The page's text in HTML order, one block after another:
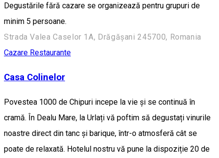
Degustările fără cazare se organizează pentru grupuri de
minim 5 persoane.
Strada Valea Caselor 1A, Drăgășani 245700, Romania
Cazare Restaurante
Casa Colinelor
Povestea 1000 de Chipuri incepe la vie și se continuă în
cramă. În Dealu Mare, la Urlați vă poftim să degustați vinurile
noastre direct din tanc și barique, într-o atmosferă cât se
poate de relaxată. Hotelul nostru vă pune la dispoziție 20 de